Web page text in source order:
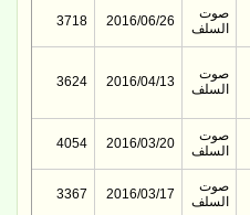
صوت
السلف
2016/06/26
3718
صوت
السلف
2016/04/13
3624
صوت
السلف
2016/03/20
4054
صوت
السلف
2016/03/17
3367